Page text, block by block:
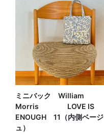
ミニバック William
Morris LOVE IS
ENOUGH 11（内側ベージ
ュ）